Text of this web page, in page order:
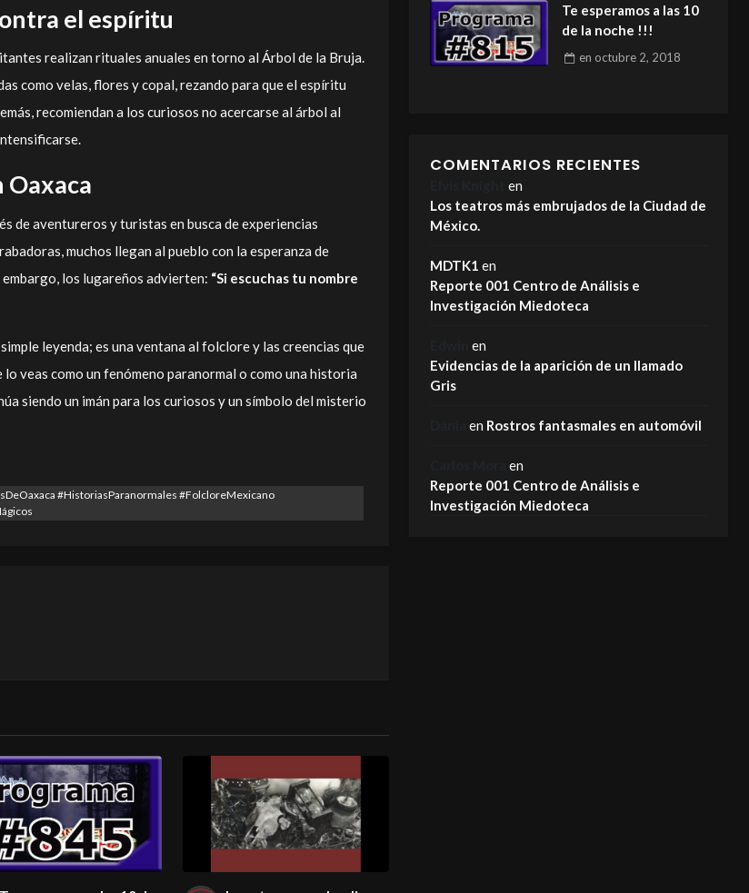
el espíritu
realizan rituales anuales en torno al Árbol de la Bruja.
como velas, flores y copal, rezando para que el espíritu
recomiendan a los curiosos no acercarse al árbol al
Oaxaca
de aventureros y turistas en busca de experiencias
muchos llegan al pueblo con la esperanza de
los lugareños advierten: “Si escuchas tu nombre
leyenda; es una ventana al folclore y las creencias que
lo veas como un fenómeno paranormal o como una historia
siendo un imán para los curiosos y un símbolo del misterio
#HistoriasParanormales #FolcloreMexicano
Te esperamos a las 10
de la noche !!!
en octubre 2, 2018
COMENTARIOS RECIENTES
en
Los teatros más embrujados de la Ciudad de
México.
MDTK1 en
Reporte 001 Centro de Análisis e
Investigación Miedoteca
en
Evidencias de la aparición de un llamado
Gris
en Rostros fantasmales en automóvil
en
Reporte 001 Centro de Análisis e
Investigación Miedoteca